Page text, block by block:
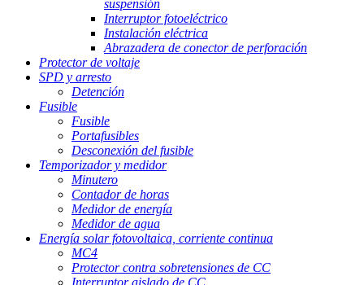
suspensión
Interruptor fotoeléctrico
Instalación eléctrica
Abrazadera de conector de perforación
Protector de voltaje
SPD y arresto
Detención
Fusible
Fusible
Portafusibles
Desconexión del fusible
Temporizador y medidor
Minutero
Contador de horas
Medidor de energía
Medidor de agua
Energía solar fotovoltaica, corriente continua
MC4
Protector contra sobretensiones de CC